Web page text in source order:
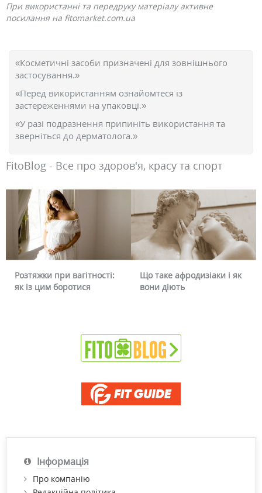
При використанні та передруку матеріалу активне
посилання на fitomarket.com.ua
«Косметичні засоби призначені для зовнішнього
застосування.»
«Перед використанням ознайомтеся із
застереженнями на упаковці.»
«У разі подразнення припиніть використання та
зверніться до дерматолога.»
FitoBlog - Все про здоров'я, красу та спорт
Розтяжки при вагітності:
як із цим боротися
Що таке афродизіаки і як
вони діють
Інформація
Про компанію